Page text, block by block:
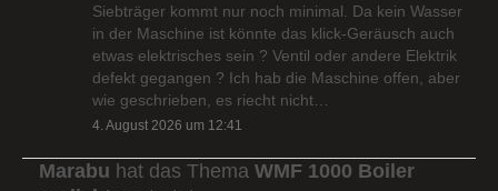
Siebträger kommt nur noch minimal. Da kein Wasser
in der Maschine ist könnte das klick-Geräusch auch
etwas elektrisches sein ? Ventil oder andere Elektrik
defekt gegangen ? Ich hab die Maschine offen, aber
wie geschrieben, es riecht nicht…
4. August 2026 um 12:41
Marabu hat das Thema WMF 1000 Boiler